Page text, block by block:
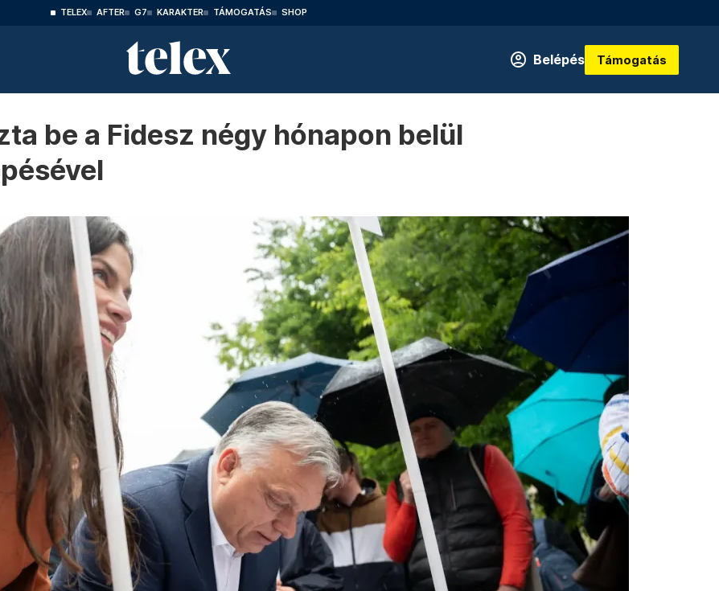
TELEX AFTER G7 KARAKTER TÁMOGATÁS SHOP
Belépés Támogatás
be a Fidesz négy hónapon belül